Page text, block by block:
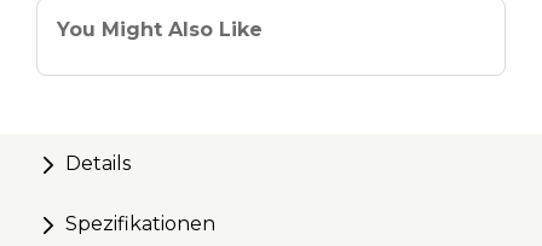
Metallbügel für dauerhafte, verwindungssteife
Stabilität
You Might Also Like
Details
Spezifikationen